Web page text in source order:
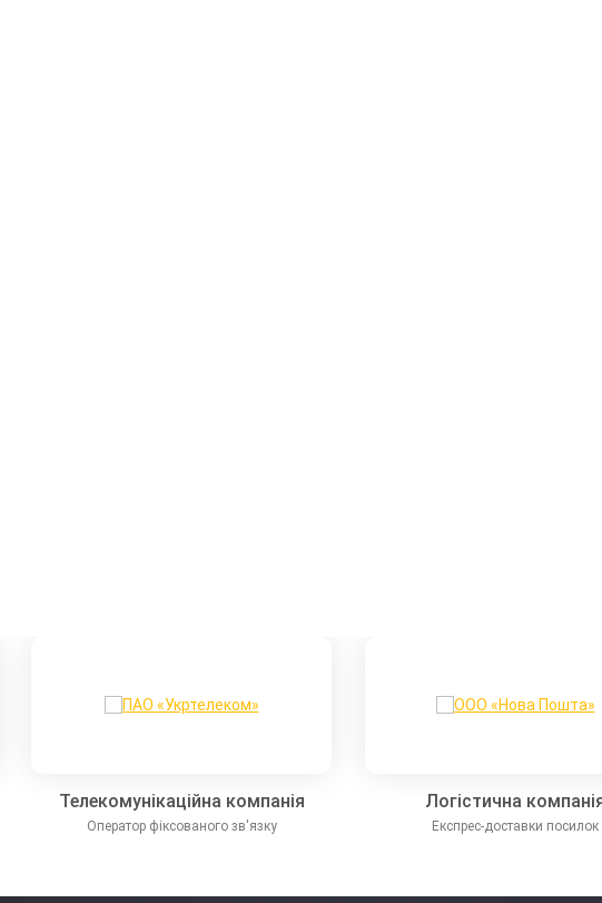
Телекомунікаційна компанія
Оператор фіксованого зв'язку
Логістична
Експрес-доставки посилок